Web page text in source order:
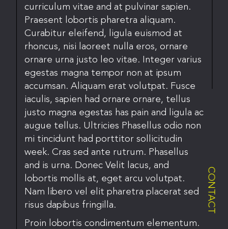
CONTACT
curriculum vitae and at pulvinar sapien.
Praesent lobortis pharetra aliquam.
Curabitur eleifend, ligula euismod at
rhoncus, nisi laoreet nulla eros, ornare
ornare urna justo leo vitae. Integer varius
egestas magna tempor non at ipsum
accumsan. Aliquam erat volutpat. Fusce
iaculis, sapien had ornare ornare, tellus
justo magna egestas has pain and ligula ac
augue tellus. Ultricies Phasellus odio non
mi tincidunt had porttitor sollicitudin
week. Cras sed ante rutrum. Phasellus
and is urna. Donec Velit lacus, and
lobortis mollis at, eget arcu volutpat.
Nam libero vel elit pharetra placerat sed
risus dapibus fringilla.
Proin lobortis condimentum elementum.